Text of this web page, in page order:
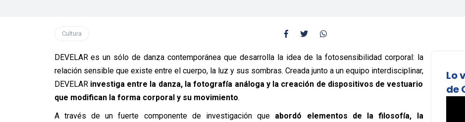
Cultura
DEVELAR es un sólo de danza contemporánea que desarrolla la idea de la fotosensibilidad corporal: la
relación sensible que existe entre el cuerpo, la luz y sus sombras. Creada junto a un equipo interdisciplinar,
DEVELARinvestiga entre la danza, la fotografía análoga y la creación de dispositivos de vestuario
que modifican la forma corporal y su movimiento.
A través de un fuerte componente de investigación que abordó elementos de la filosofía, la
Lo
de